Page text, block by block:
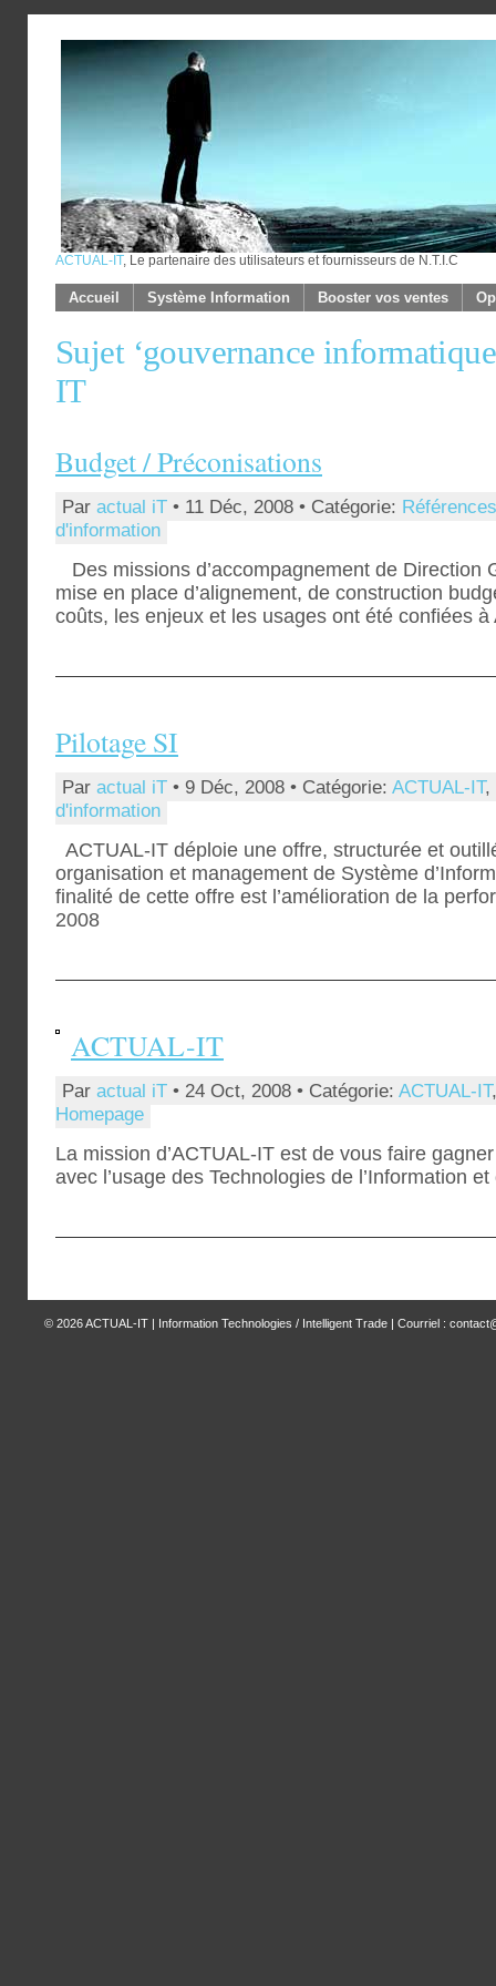
ACTUAL-IT, Le partenaire des utilisateurs et fournisseurs de N.T.I.C
Accueil Système Information Booster vos ventes
Sujet ‘gouvernance
IT
Budget / Préconisations
Par actual iT • 11 Déc, 2008 • Catégorie: Références
d'information
Des missions d’accompagnement de Direction
mise en place d’alignement, de construction
coûts, les enjeux et les usages ont été confiées
Pilotage SI
Par actual iT • 9 Déc, 2008 • Catégorie: ACTUAL-IT,
d'information
ACTUAL-IT déploie une offre, structurée et
organisation et management de Système
finalité de cette offre est l’amélioration de la
2008
ACTUAL-IT
Par actual iT • 24 Oct, 2008 • Catégorie: ACTUAL-IT
Homepage
La mission d’ACTUAL-IT est de vous faire
avec l’usage des Technologies de l’Information
© 2026ACTUAL-IT | Information Technologies / Intelligent Trade | Courriel :